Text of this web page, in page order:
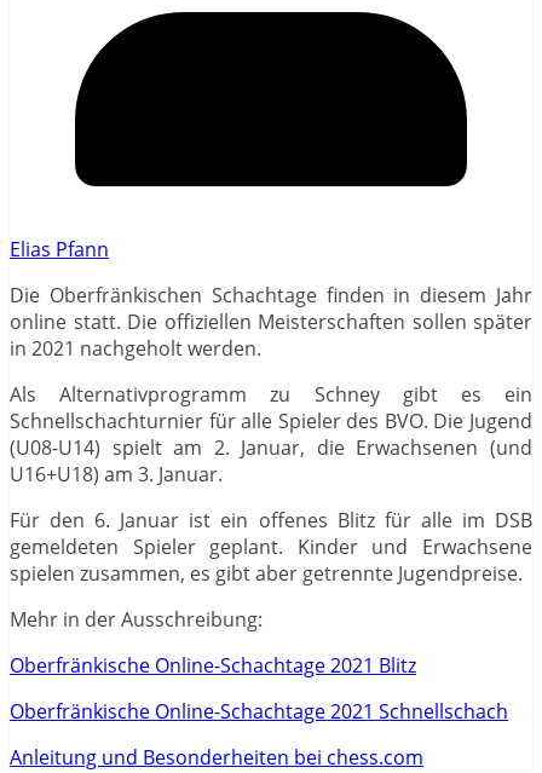
Elias Pfann
Die Oberfränkischen Schachtage finden in diesem Jahr
online statt. Die offiziellen Meisterschaften sollen später
in 2021 nachgeholt werden.
Als Alternativprogramm zu Schney gibt es ein
Schnellschachturnier für alle Spieler des BVO. Die Jugend
(U08-U14) spielt am 2. Januar, die Erwachsenen (und
U16+U18) am 3. Januar.
Für den 6. Januar ist ein offenes Blitz für alle im DSB
gemeldeten Spieler geplant. Kinder und Erwachsene
spielen zusammen, es gibt aber getrennte Jugendpreise.
Mehr in der Ausschreibung:
Oberfränkische Online-Schachtage 2021 Blitz
Oberfränkische Online-Schachtage 2021 Schnellschach
Anleitung und Besonderheiten bei chess.com